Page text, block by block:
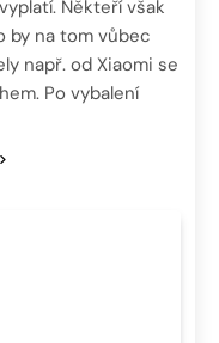
Někteří však
by na tom vůbec
např. od Xiaomi se
Po vybalení